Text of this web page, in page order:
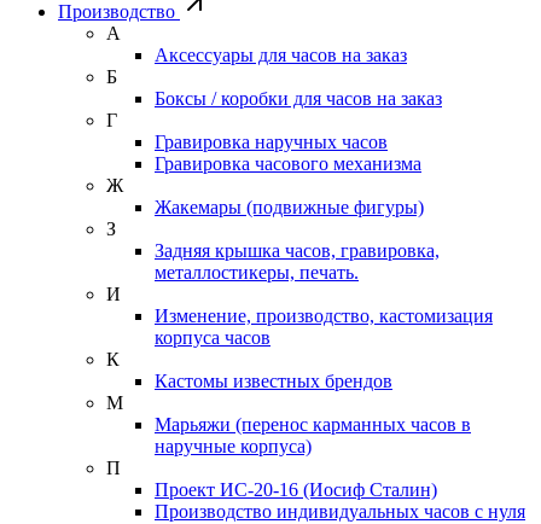
Производство
А
Аксессуары для часов на заказ
Б
Боксы / коробки для часов на заказ
Г
Гравировка наручных часов
Гравировка часового механизма
Ж
Жакемары (подвижные фигуры)
З
Задняя крышка часов, гравировка,
металлостикеры, печать.
И
Изменение, производство, кастомизация
корпуса часов
К
Кастомы известных брендов
М
Марьяжи (перенос карманных часов в
наручные корпуса)
П
Проект ИС-20-16 (Иосиф Сталин)
Производство индивидуальных часов с нуля